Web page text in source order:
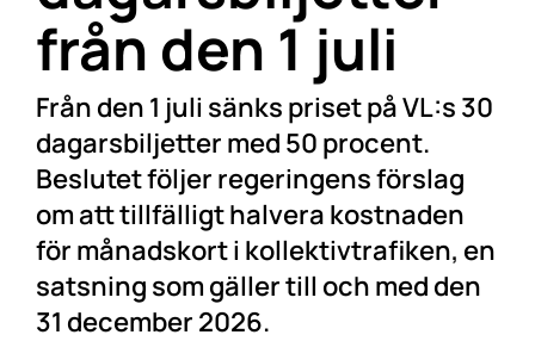
från den 1 juli
Från den 1 juli sänks priset på VL:s 30
dagarsbiljetter med 50 procent.
Beslutet följer regeringens förslag
om att tillfälligt halvera kostnaden
för månadskort i kollektivtrafiken, en
satsning som gäller till och med den
31 december 2026.